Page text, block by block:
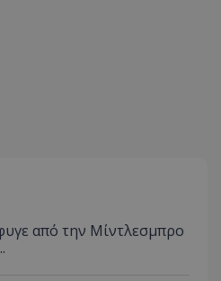
από την Μίντλεσμπρο